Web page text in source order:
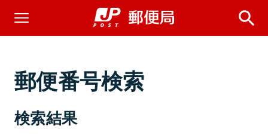
郵便番号検索
検索結果